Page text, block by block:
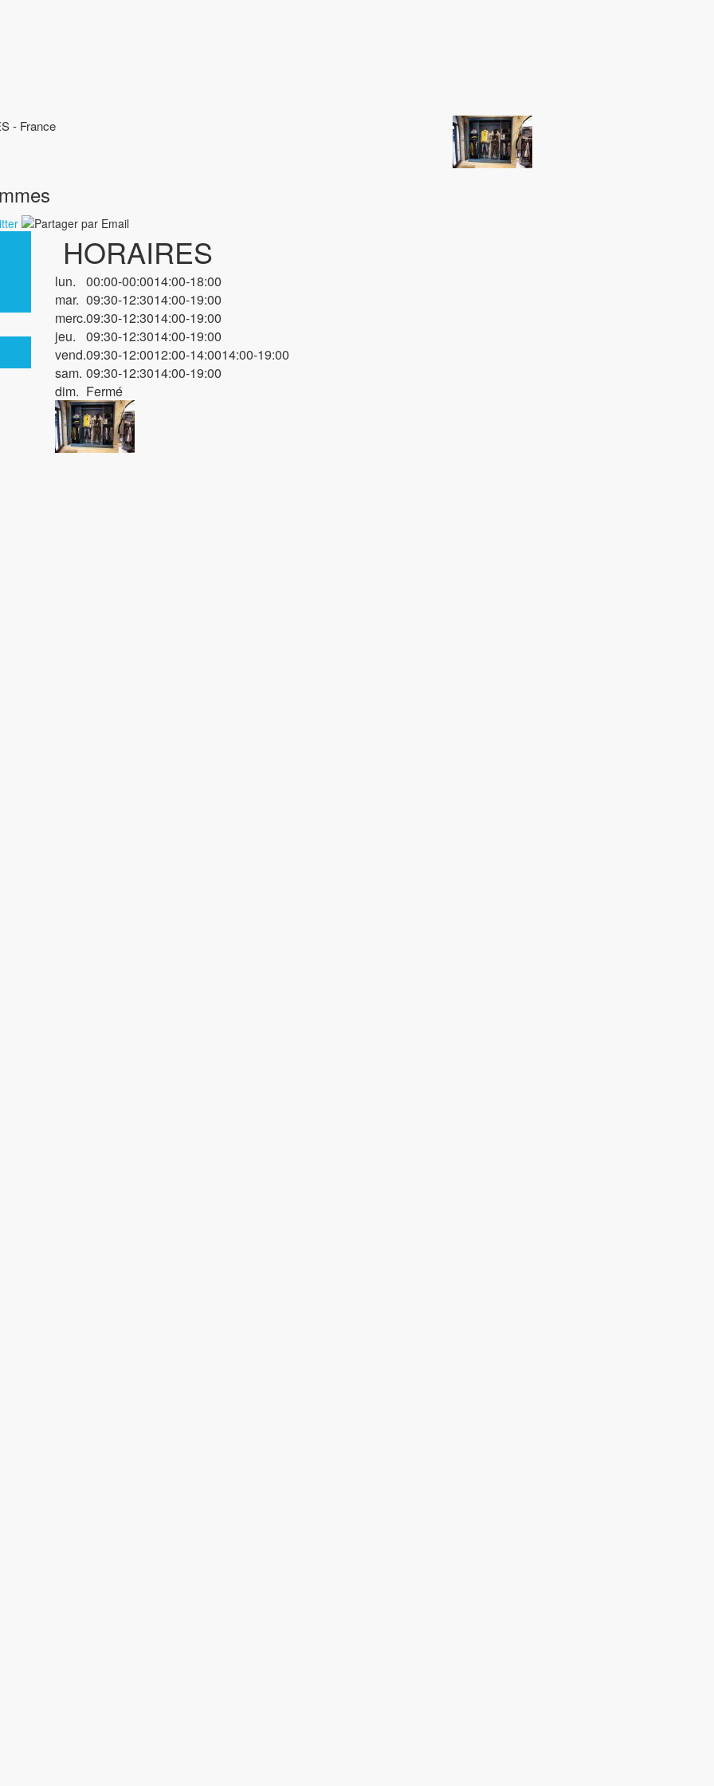
- France
HORAIRES
lun. 00:00-00:0014:00-18:00
mar. 09:30-12:3014:00-19:00
merc.09:30-12:3014:00-19:00
jeu.
09:30-12:3014:00-19:00
vend.09:30-12:0012:00-14:0014:00-19:00
sam. 09:30-12:3014:00-19:00
dim. Fermé